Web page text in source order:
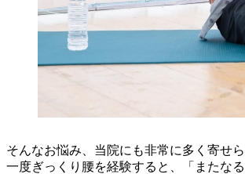
そんなお悩み、当院にも非常に多く寄せら
一度ぎっくり腰を経験すると、「またな